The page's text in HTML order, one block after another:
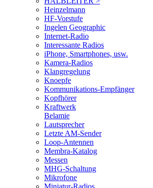
Heinzelmann
HF-Vorstufe
Ingelen Geographic
Internet-Radio
Interessante Radios
iPhone, Smartphones, usw.
Kamera-Radios
Klangregelung
Knoepfe
Kommunikations-Empfänger
Kopfhörer
Kraftwerk
Belamie
Lautsprecher
Letzte AM-Sender
Loop-Antennen
Membra-Katalog
Messen
MHG-Schaltung
Mikrofone
Miniatur-Radios